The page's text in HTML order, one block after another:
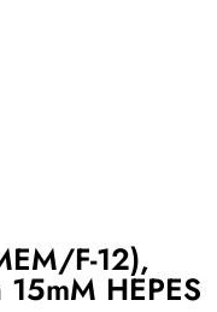
F-12),
HEPES